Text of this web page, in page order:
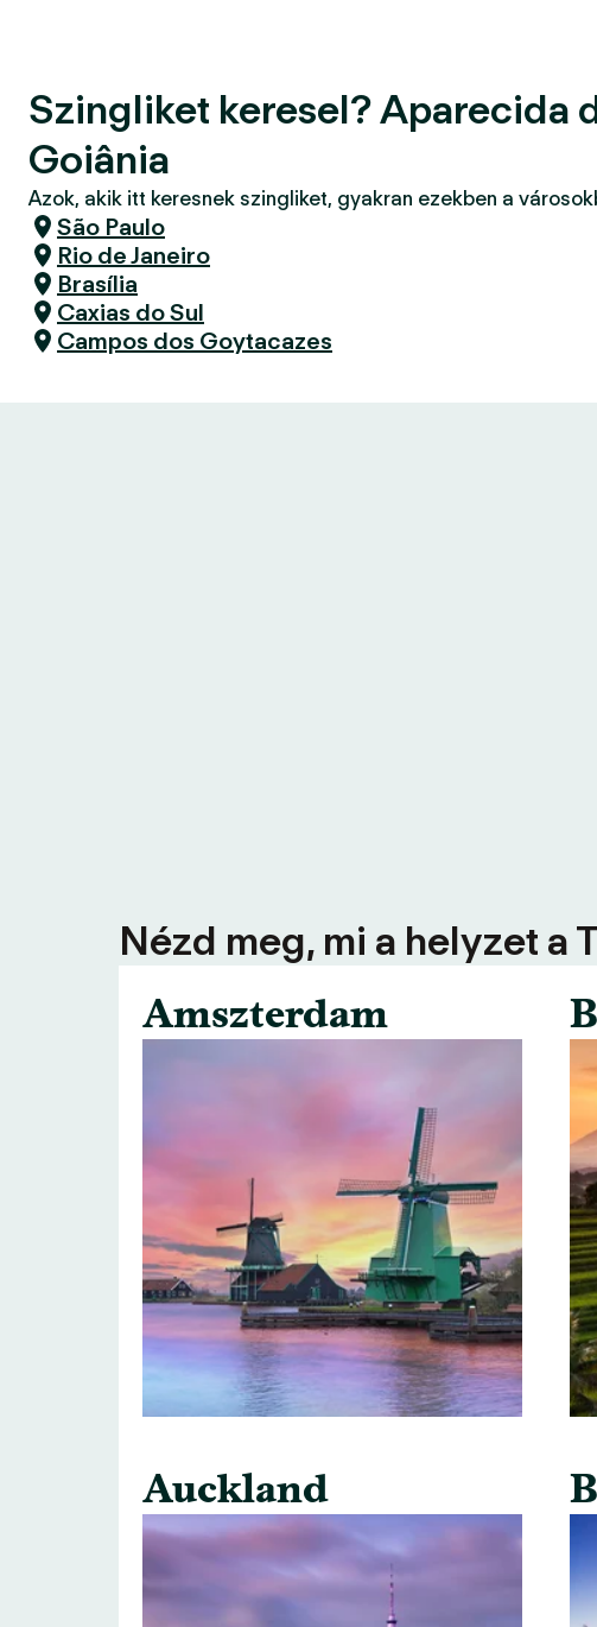
Szingliket keresel? Aparecida
Goiânia
Azok, akik itt keresnek szingliket, gyakran ezekben a
São Paulo
Rio de Janeiro
Brasília
Caxias do Sul
Campos dos Goytacazes
Nézd meg, mi a helyzet a
Amszterdam
Auckland